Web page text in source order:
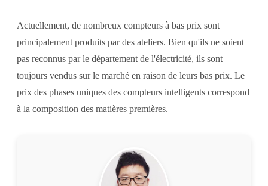
Actuellement, de nombreux compteurs à bas prix sont
principalement produits par des ateliers. Bien qu'ils ne soient
pas reconnus par le département de l'électricité, ils sont
toujours vendus sur le marché en raison de leurs bas prix. Le
prix des phases uniques des compteurs intelligents correspond
à la composition des matières premières.